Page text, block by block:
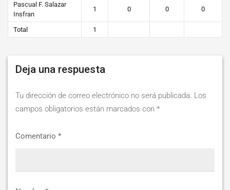
Pascual F. Salazar
Insfran
1 0 0 0
Total 1
Deja una respuesta
Tu dirección de correo electrónico no será publicada. Los
campos obligatorios están marcados con *
Comentario *